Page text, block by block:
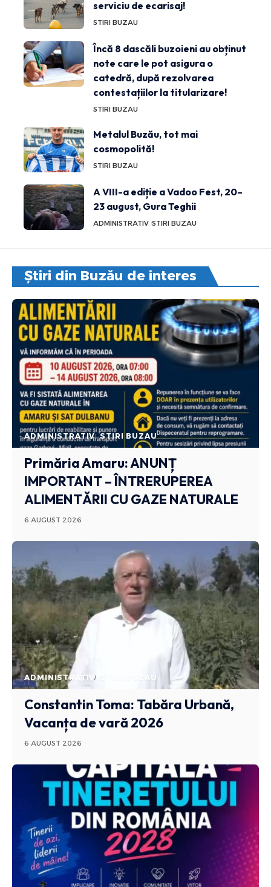
serviciu de ecarisaj!
STIRI BUZAU
Încă 8 dascăli buzoieni au obținut
note care le pot asigura o
catedră, după rezolvarea
contestațiilor la titularizare!
STIRI BUZAU
Metalul Buzău, tot mai
cosmopolită!
STIRI BUZAU
A VIII-a ediție a Vadoo Fest, 20–
23 august, Gura Teghii
ADMINISTRATIV STIRI BUZAU
Știri din Buzău de interes
ADMINISTRATIV STIRI BUZAU
Primăria Amaru: ANUNȚ
IMPORTANT – ÎNTRERUPEREA
ALIMENTĂRII CU GAZE NATURALE
6 AUGUST 2026
ADMINISTRATIV STIRI BUZAU
Constantin Toma: Tabăra Urbană,
Vacanța de vară 2026
6 AUGUST 2026